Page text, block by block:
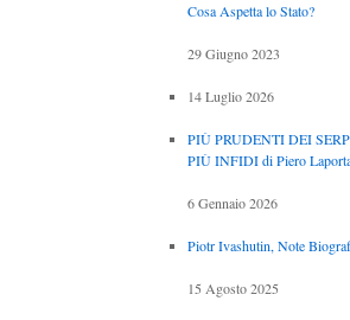
Cosa Aspetta lo Stato?
29 Giugno 2023
14 Luglio 2026
PIÙ PRUDENTI DEI
PIÙ INFIDI di Piero
6 Gennaio 2026
Piotr Ivashutin, Note
15 Agosto 2025